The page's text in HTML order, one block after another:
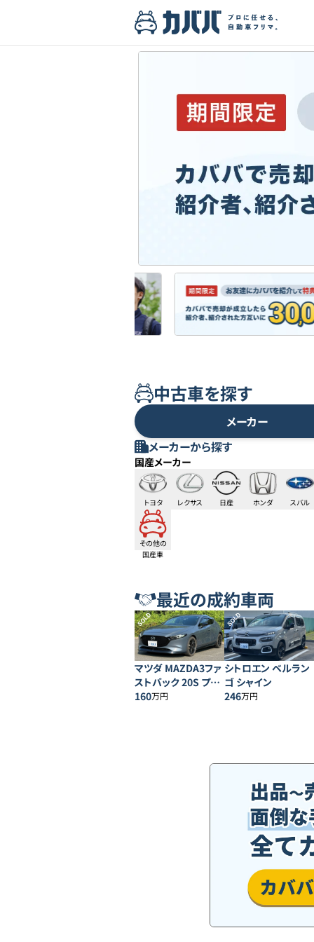
中古車を探す
メーカー
メーカーから探す
国産メーカー
トヨタ レクサス 日産 ホンダ スバル
その他の
国産車
最近の成約車両
SOLD
マツダ MAZDA3ファ
ストバック 20S プロ
アクティブ
160万円
SOLD
シトロエン ベルラン
ゴ シャイン
246万円